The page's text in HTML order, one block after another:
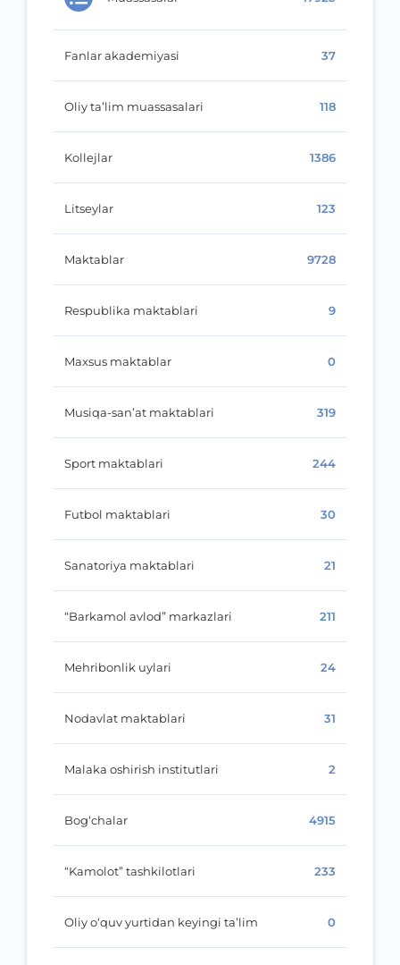
Fanlar akademiyasi 37
Oliy ta’lim muassasalari 118
Kollejlar 1386
Litseylar 123
Maktablar 9728
Respublika maktablari 9
Maxsus maktablar 0
Musiqa-san’at maktablari 319
Sport maktablari 244
Futbol maktablari 30
Sanatoriya maktablari 21
“Barkamol avlod” markazlari 211
Mehribonlik uylari 24
Nodavlat maktablari 31
Malaka oshirish institutlari 2
Bog‘chalar 4915
“Kamolot” tashkilotlari 233
Oliy o‘quv yurtidan keyingi ta’lim 0